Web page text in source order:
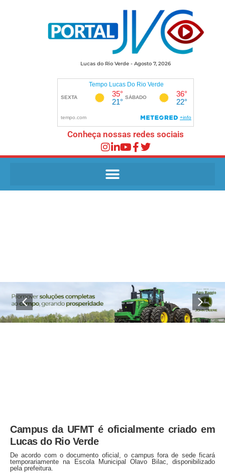
Lucas do Rio Verde - Agosto 7, 2026
Conheça nossas redes sociais
Campus da UFMT é oficialmente criado em
Lucas do Rio Verde
De acordo com o documento oficial, o campus fora de sede ficará
temporariamente na Escola Municipal Olavo Bilac, disponibilizado
pela prefeitura.